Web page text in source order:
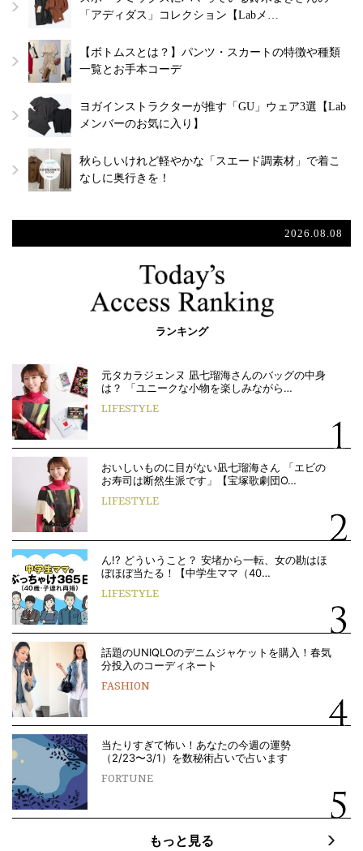
「アディダス」コレクション【Labメ…
【ボトムスとは？】パンツ・スカートの特徴や種類
一覧とお手本コーデ
ヨガインストラクターが推す「GU」ウェア3選【Lab
メンバーのお気に入り】
秋らしいけれど軽やかな「スエード調素材」で着こ
なしに奥行きを！
2026.08.08
ランキング
元タカラジェンヌ 凪七瑠海さんのバッグの中身
は？ 「ユニークな小物を楽しみながら…
LIFESTYLE
おいしいものに目がない凪七瑠海さん 「エビの
お寿司は断然生派です」【宝塚歌劇団O…
LIFESTYLE
ん!? どういうこと？ 安堵から一転、女の勘はほ
ぼほぼ当たる！【中学生ママ（40…
LIFESTYLE
話題のUNIQLOのデニムジャケットを購入！春気
分投入のコーディネート
FASHION
当たりすぎて怖い！あなたの今週の運勢
（2/23〜3/1）を数秘術占いで占います
FORTUNE
もっと見る